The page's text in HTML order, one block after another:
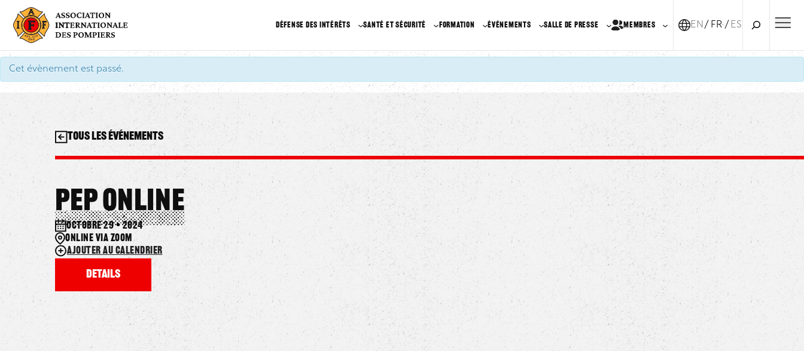
contenu
DÉFENSE DES INTÉRÊTS SANTÉ ET SÉCURITÉ FORMATION ÉVÉNEMENTS SALLE DE PRESSE MEMBRES EN FR-CA
ES
Cet évènement est passé.
PEP Online
octobre 29 • 2024
Online via Zoom
Ajouter au calendrier
Details
Tous les événements